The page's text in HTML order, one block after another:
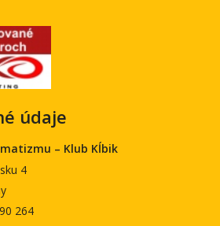
údaje
– Klub Kĺbik
4
264